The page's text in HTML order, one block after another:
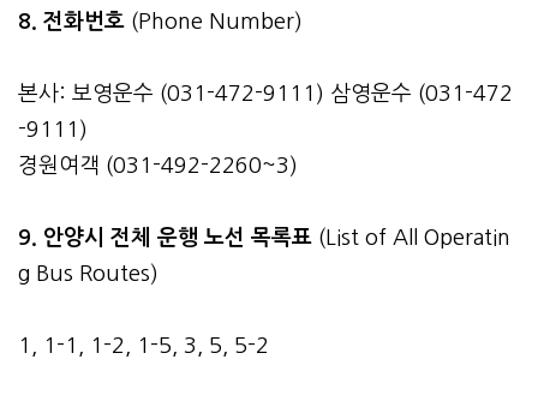
8. 전화번호 (Phone Number)
본사: 보영운수 (031-472-9111) 삼영운수 (031-472
-9111)
경원여객 (031-492-2260~3)
9. 안양시 전체 운행 노선 목록표 (List of All Operatin
g Bus Routes)
1, 1-1, 1-2, 1-5, 3, 5, 5-2